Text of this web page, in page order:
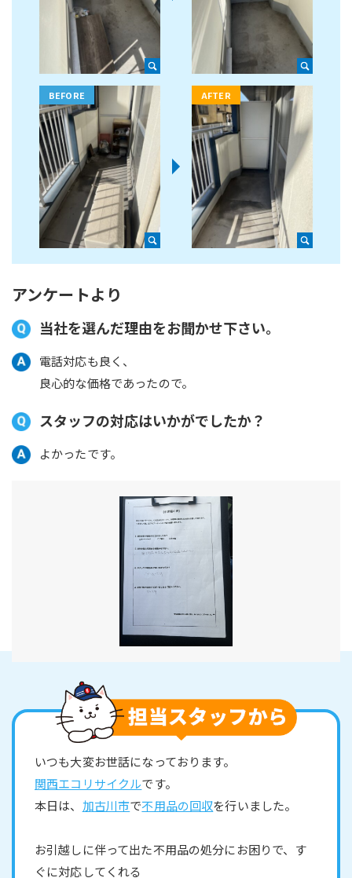
アンケートより
当社を選んだ理由をお聞かせ下さい。
電話対応も良く、
良心的な価格であったので。
スタッフの対応はいかがでしたか？
よかったです。
いつも大変お世話になっております。
関西エコリサイクルです。
本日は、 加古川市で不用品の回収を行いました。
お引越しに伴って出た不用品の処分にお困りで、す
ぐに対応してくれる